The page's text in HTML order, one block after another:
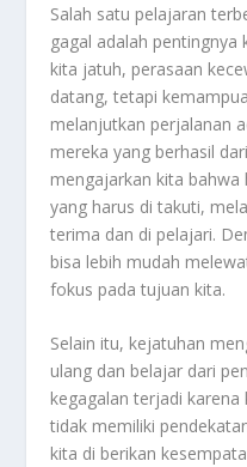
Salah satu pelajaran
gagal adalah pentingnya
kita jatuh, perasaan
datang, tetapi
melanjutkan perjalanan
mereka yang berhasil
mengajarkan kita bahwa
yang harus di takuti,
terima dan di pelajari.
bisa lebih mudah
fokus pada tujuan kita.
Selain itu, kejatuhan
ulang dan belajar dari
kegagalan terjadi
tidak memiliki
kita di berikan